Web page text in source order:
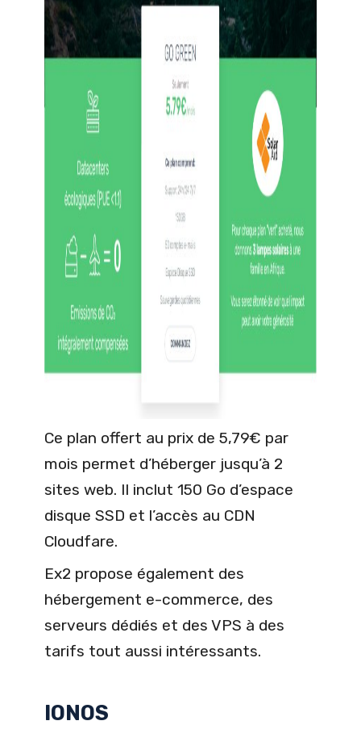
Ce plan offert au prix de 5,79€ par
mois permet d’héberger jusqu’à 2
sites web. Il inclut 150 Go d’espace
disque SSD et l’accès au CDN
Cloudfare.
Ex2 propose également des
hébergement e-commerce, des
serveurs dédiés et des VPS à des
tarifs tout aussi intéressants.
IONOS